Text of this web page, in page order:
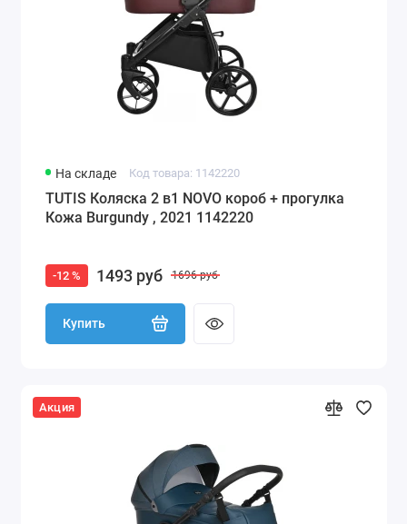
На складе Код товара: 1142220
TUTIS Коляска 2 в1 NOVO короб + прогулка
Кожа Burgundy , 2021 1142220
-12 % 1493 руб 1696 руб
Купить
Акция